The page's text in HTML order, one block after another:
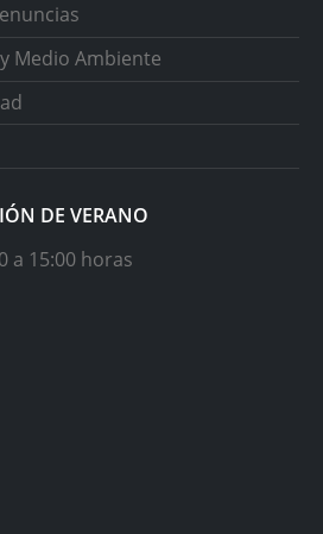
Medio Ambiente
DE VERANO
a 15:00 horas